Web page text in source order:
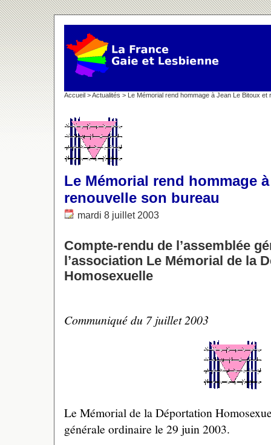
Accueil >Actualités > Le Mémorial rend hommage à Jean Le Bitoux et
Le Mémorial rend hommage
renouvelle son bureau
mardi 8 juillet 2003
Compte-rendu de l’assemblée
l’association Le Mémorial de la
Homosexuelle
Communiqué du 7 juillet 2003
Le Mémorial de la Déportation
générale ordinaire le 29 juin 2003.